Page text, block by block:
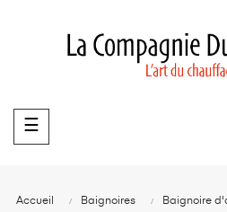
Basculer
la
☰
Accueil Baignoires
Baignoire